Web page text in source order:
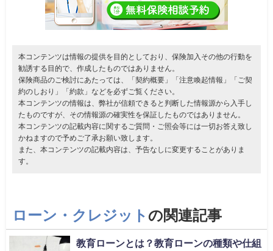
本コンテンツは情報の提供を目的としており、保険加入その他の行動を
勧誘する目的で、作成したものではありません。
保険商品のご検討にあたっては、「契約概要」「注意喚起情報」「ご契
約のしおり」「約款」などを必ずご覧ください。
本コンテンツの情報は、弊社が信頼できると判断した情報源から入手し
たものですが、その情報源の確実性を保証したものではありません。
本コンテンツの記載内容に関するご質問・ご照会等には一切お答え致し
かねますので予めご了承お願い致します。
また、本コンテンツの記載内容は、予告なしに変更することがありま
す。
ローン・クレジット の関連記事
教育ローンとは？教育ローンの種類や仕組